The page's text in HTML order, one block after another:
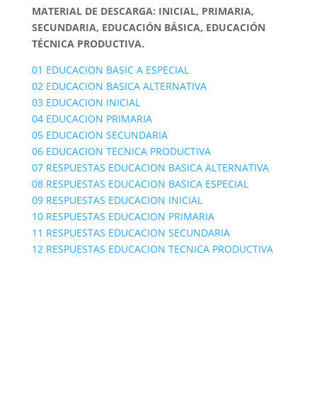
MATERIAL DE DESCARGA: INICIAL, PRIMARIA,
SECUNDARIA, EDUCACIÓN BÁSICA, EDUCACIÓN
TÉCNICA PRODUCTIVA.
01 EDUCACION BASIC A ESPECIAL
02 EDUCACION BASICA ALTERNATIVA
03 EDUCACION INICIAL
04 EDUCACION PRIMARIA
05 EDUCACION SECUNDARIA
06 EDUCACION TECNICA PRODUCTIVA
07 RESPUESTAS EDUCACION BASICA ALTERNATIVA
08 RESPUESTAS EDUCACION BASICA ESPECIAL
09 RESPUESTAS EDUCACION INICIAL
10 RESPUESTAS EDUCACION PRIMARIA
11 RESPUESTAS EDUCACION SECUNDARIA
12 RESPUESTAS EDUCACION TECNICA PRODUCTIVA